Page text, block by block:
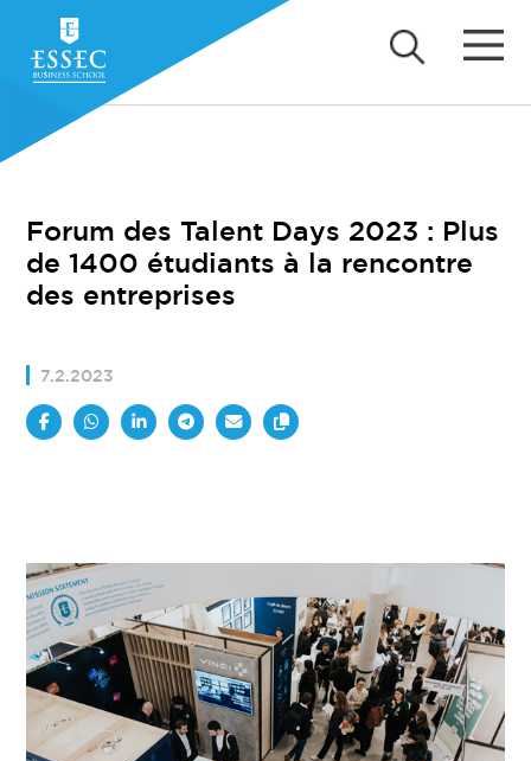
Forum des Talent Days 2023 : Plus
de 1400 étudiants à la rencontre
des entreprises
7.2.2023